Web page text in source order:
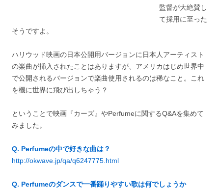
監督が大絶賛し
て採用に至った
そうですよ。
ハリウッド映画の日本公開用バージョンに日本人アーティスト
の楽曲が挿入されたことはありますが、アメリカはじめ世界中
で公開されるバージョンで楽曲使用されるのは稀なこと。これ
を機に世界に飛び出しちゃう？
ということで映画『カーズ』やPerfumeに関するQ&Aを集めて
みました。
Q. Perfumeの中で好きな曲は？
http://okwave.jp/qa/q6247775.html
Q. Perfumeのダンスで一番踊りやすい歌は何でしょうか